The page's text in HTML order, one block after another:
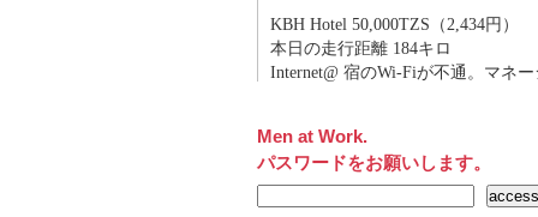
KBH Hotel 50,000TZS（2,434円）
本日の走行距離 184キロ
Internet@ 宿のWi-Fiが不通。マネ
Men at Work.
パスワードをお願いします。